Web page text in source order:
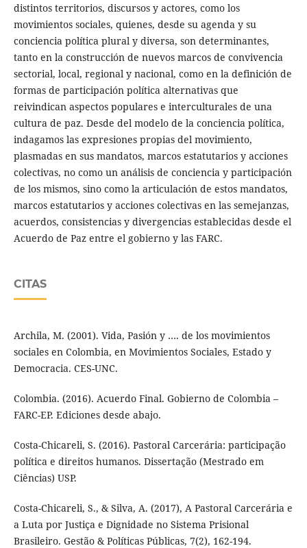
distintos territorios, discursos y actores, como los
movimientos sociales, quienes, desde su agenda y su
conciencia política plural y diversa, son determinantes,
tanto en la construcción de nuevos marcos de convivencia
sectorial, local, regional y nacional, como en la definición de
formas de participación política alternativas que
reivindican aspectos populares e interculturales de una
cultura de paz. Desde del modelo de la conciencia política,
indagamos las expresiones propias del movimiento,
plasmadas en sus mandatos, marcos estatutarios y acciones
colectivas, no como un análisis de conciencia y participación
de los mismos, sino como la articulación de estos mandatos,
marcos estatutarios y acciones colectivas en las semejanzas,
acuerdos, consistencias y divergencias establecidas desde el
Acuerdo de Paz entre el gobierno y las FARC.
CITAS
Archila, M. (2001). Vida, Pasión y …. de los movimientos
sociales en Colombia, en Movimientos Sociales, Estado y
Democracia. CES-UNC.
Colombia. (2016). Acuerdo Final. Gobierno de Colombia –
FARC-EP. Ediciones desde abajo.
Costa-Chicareli, S. (2016). Pastoral Carcerária: participação
política e direitos humanos. Dissertação (Mestrado em
Ciências) USP.
Costa-Chicareli, S., & Silva, A. (2017), A Pastoral Carcerária e
a Luta por Justiça e Dignidade no Sistema Prisional
Brasileiro. Gestão & Políticas Públicas, 7(2), 162-194.